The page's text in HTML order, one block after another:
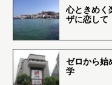
心ときめく
ザに恋して
ゼロから始
学